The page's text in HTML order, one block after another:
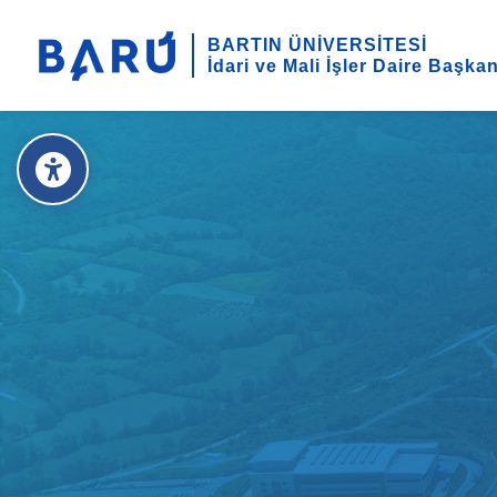
BARTIN ÜNİVERSİTESİ
İdari ve Mali İşler Daire